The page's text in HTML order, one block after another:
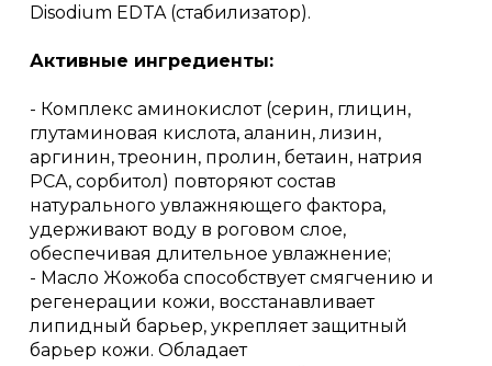
Disodium EDTA (стабилизатор).
Активные ингредиенты:
- Комплекс аминокислот (серин, глицин,
глутаминовая кислота, аланин, лизин,
аргинин, треонин, пролин, бетаин, натрия
РСА, сорбитол) повторяют состав
натурального увлажняющего фактора,
удерживают воду в роговом слое,
обеспечивая длительное увлажнение;
- Масло Жожоба способствует смягчению и
регенерации кожи, восстанавливает
липидный барьер, укрепляет защитный
барьер кожи. Обладает